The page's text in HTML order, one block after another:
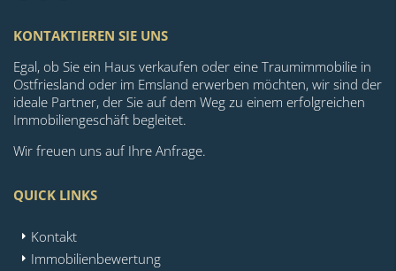
KONTAKTIEREN SIE UNS
Egal, ob Sie ein Haus verkaufen oder eine Traumimmobilie in
Ostfriesland oder im Emsland erwerben möchten, wir sind der
ideale Partner, der Sie auf dem Weg zu einem erfolgreichen
Immobiliengeschäft begleitet.
Wir freuen uns auf Ihre Anfrage.
QUICK LINKS
Kontakt
Immobilienbewertung